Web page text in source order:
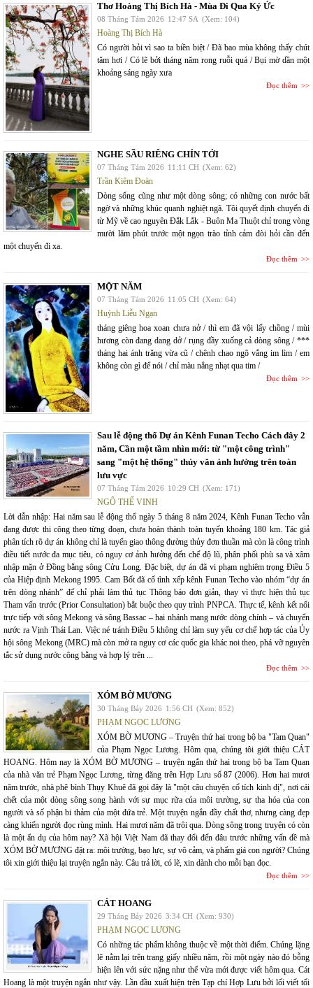
Thơ Hoàng Thị Bích Hà - Mùa Đi Qua Ký Ức
08 Tháng Tám 2026 12:47 SA (Xem: 104)
Hoàng Thị Bích Hà
Có người hỏi vì sao ta biền biệt / Đã bao mùa không thấy chút
tăm hơi / Có lẽ bởi tháng năm rong ruỗi quá / Bụi mờ dần một
khoảng sáng ngày xưa
Đọc thêm
NGHE SẦU RIÊNG CHÍN TỚI
07 Tháng Tám 2026 11:11 CH (Xem: 62)
Trần Kiêm Đoàn
Dòng sống cũng như một dòng sông; có những con nước bất
ngờ và những khúc quanh nghiệt ngã. Tôi quyết định chuyến đi
từ Mỹ về cao nguyên Đắk Lắk - Buôn Ma Thuột chỉ trong vòng
mười lăm phút trước một ngọn trào tỉnh cảm đòi hỏi cần đến
một chuyến đi xa.
Đọc thêm
MỘT NĂM
07 Tháng Tám 2026 11:05 CH (Xem: 64)
Huỳnh Liễu Ngạn
tháng giêng hoa xoan chưa nở / thì em đã vội lấy chồng / mùi
hương còn đang dang dở / rụng đầy xuống cả dòng sông / ***
tháng hai ánh trăng vừa cũ / chênh chao ngõ vắng im lìm / em
không còn gì để nói / chỉ màu nắng nhạt qua tim /
Đọc thêm
Sau lễ động thổ Dự án Kênh Funan Techo Cách đây 2
năm, Cần một tầm nhìn mới: từ "một công trình"
sang "một hệ thống" thủy văn ảnh hưởng trên toàn
lưu vực
07 Tháng Tám 2026 10:29 CH (Xem: 171)
NGÔ THẾ VINH
Lời dẫn nhập: Hai năm sau lễ động thổ ngày 5 tháng 8 năm 2024, Kênh Funan Techo vẫn
đang được thi công theo từng đoạn, chưa hoàn thành toàn tuyến khoảng 180 km. Tác giả
phân tích rõ dự án không chỉ là tuyến giao thông đường thủy đơn thuần mà còn là công trình
điều tiết nước đa mục tiêu, có nguy cơ ảnh hưởng đến chế độ lũ, phân phối phù sa và xâm
nhập mặn ở Đồng bằng sông Cửu Long. Đặc biệt, dự án đã vi phạm nghiêm trọng Điều 5
của Hiệp định Mekong 1995. Cam Bốt đã cố tình xếp kênh Funan Techo vào nhóm “dự án
trên dòng nhánh” để chỉ phải làm thủ tục Thông báo đơn giản, thay vì thực hiện thủ tục
Tham vấn trước (Prior Consultation) bắt buộc theo quy trình PNPCA. Thực tế, kênh kết nối
trực tiếp với sông Mekong và sông Bassac – hai nhánh mang nước dòng chính – và chuyển
nước ra Vịnh Thái Lan. Việc né tránh Điều 5 không chỉ làm suy yếu cơ chế hợp tác của Ủy
hội sông Mekong (MRC) mà còn mở ra nguy cơ các quốc gia khác noi theo, phá vỡ nguyên
tắc sử dụng nước công bằng và hợp lý trên ...
Đọc thêm
XÓM BỜ MƯƠNG
30 Tháng Bảy 2026 1:56 CH (Xem: 852)
PHẠM NGỌC LƯƠNG
XÓM BỜ MƯƠNG – Truyện thứ hai trong bộ ba "Tam Quan"
của Phạm Ngọc Lương. Hôm qua, chúng tôi giới thiệu CÁT
HOANG. Hôm nay là XÓM BỜ MƯƠNG – truyện ngắn thứ hai trong bộ ba Tam Quan
của nhà văn trẻ Phạm Ngọc Lương, từng đăng trên Hợp Lưu số 87 (2006). Hơn hai mươi
năm trước, nhà phê bình Thụy Khuê đã gọi đây là "một câu chuyện cổ tích kinh dị", nơi cái
chết của một dòng sông song hành với sự mục rữa của môi trường, sự tha hóa của con
người và số phận bi thảm của một đứa trẻ. Một truyện ngắn đầy chất thơ, nhưng càng đẹp
càng khiến người đọc rùng mình. Hai mươi năm đã trôi qua. Dòng sông trong truyện có còn
là một ẩn dụ của hôm nay? Xã hội Việt Nam đã thay đổi đến đâu trước những vấn đề mà
XÓM BỜ MƯƠNG đặt ra: môi trường, bạo lực, sự vô cảm, và phẩm giá con người? Chúng
tôi xin giới thiệu lại truyện ngắn này. Câu trả lời, có lẽ, xin dành cho mỗi bạn đọc.
Đọc thêm
CÁT HOANG
29 Tháng Bảy 2026 3:34 CH (Xem: 930)
PHẠM NGỌC LƯƠNG
Có những tác phẩm không thuộc về một thời điểm. Chúng lặng
lẽ nằm lại trên trang giấy nhiều năm, rồi một ngày nào đó bỗng
hiện lên với sức nặng như thể vừa mới được viết hôm qua. Cát
Hoang là một truyện ngắn như vậy. Lần đầu xuất hiện trên Tạp chí Hợp Lưu bởi lối viết tối